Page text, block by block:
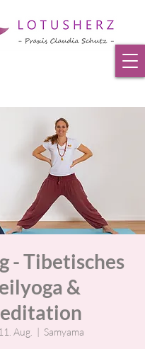
- Tibetisches
&
Aug.
  |
Samyama